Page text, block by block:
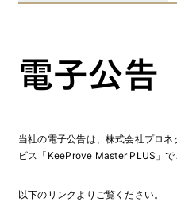
電子公告
当社の電子公告は、株式会社プロ
ビス「KeeProve Master PLUS」で
以下のリンクよりご覧ください。